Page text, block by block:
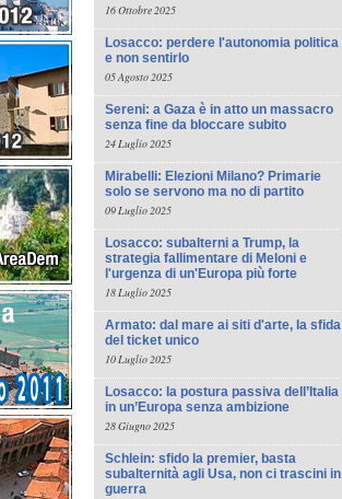
16 Ottobre 2025
Losacco: perdere l'autonomia politica
e non sentirlo
05 Agosto 2025
Sereni: a Gaza è in atto un massacro
senza fine da bloccare subito
24 Luglio 2025
Mirabelli: Elezioni Milano? Primarie
solo se servono ma no di partito
09 Luglio 2025
Losacco: subalterni a Trump, la
strategia fallimentare di Meloni e
l'urgenza di un'Europa più forte
18 Luglio 2025
Armato: dal mare ai siti d'arte, la sfida
del ticket unico
10 Luglio 2025
Losacco: la postura passiva dell’Italia
in un’Europa senza ambizione
28 Giugno 2025
Schlein: sfido la premier, basta
subalternità agli Usa, non ci trascini in
guerra